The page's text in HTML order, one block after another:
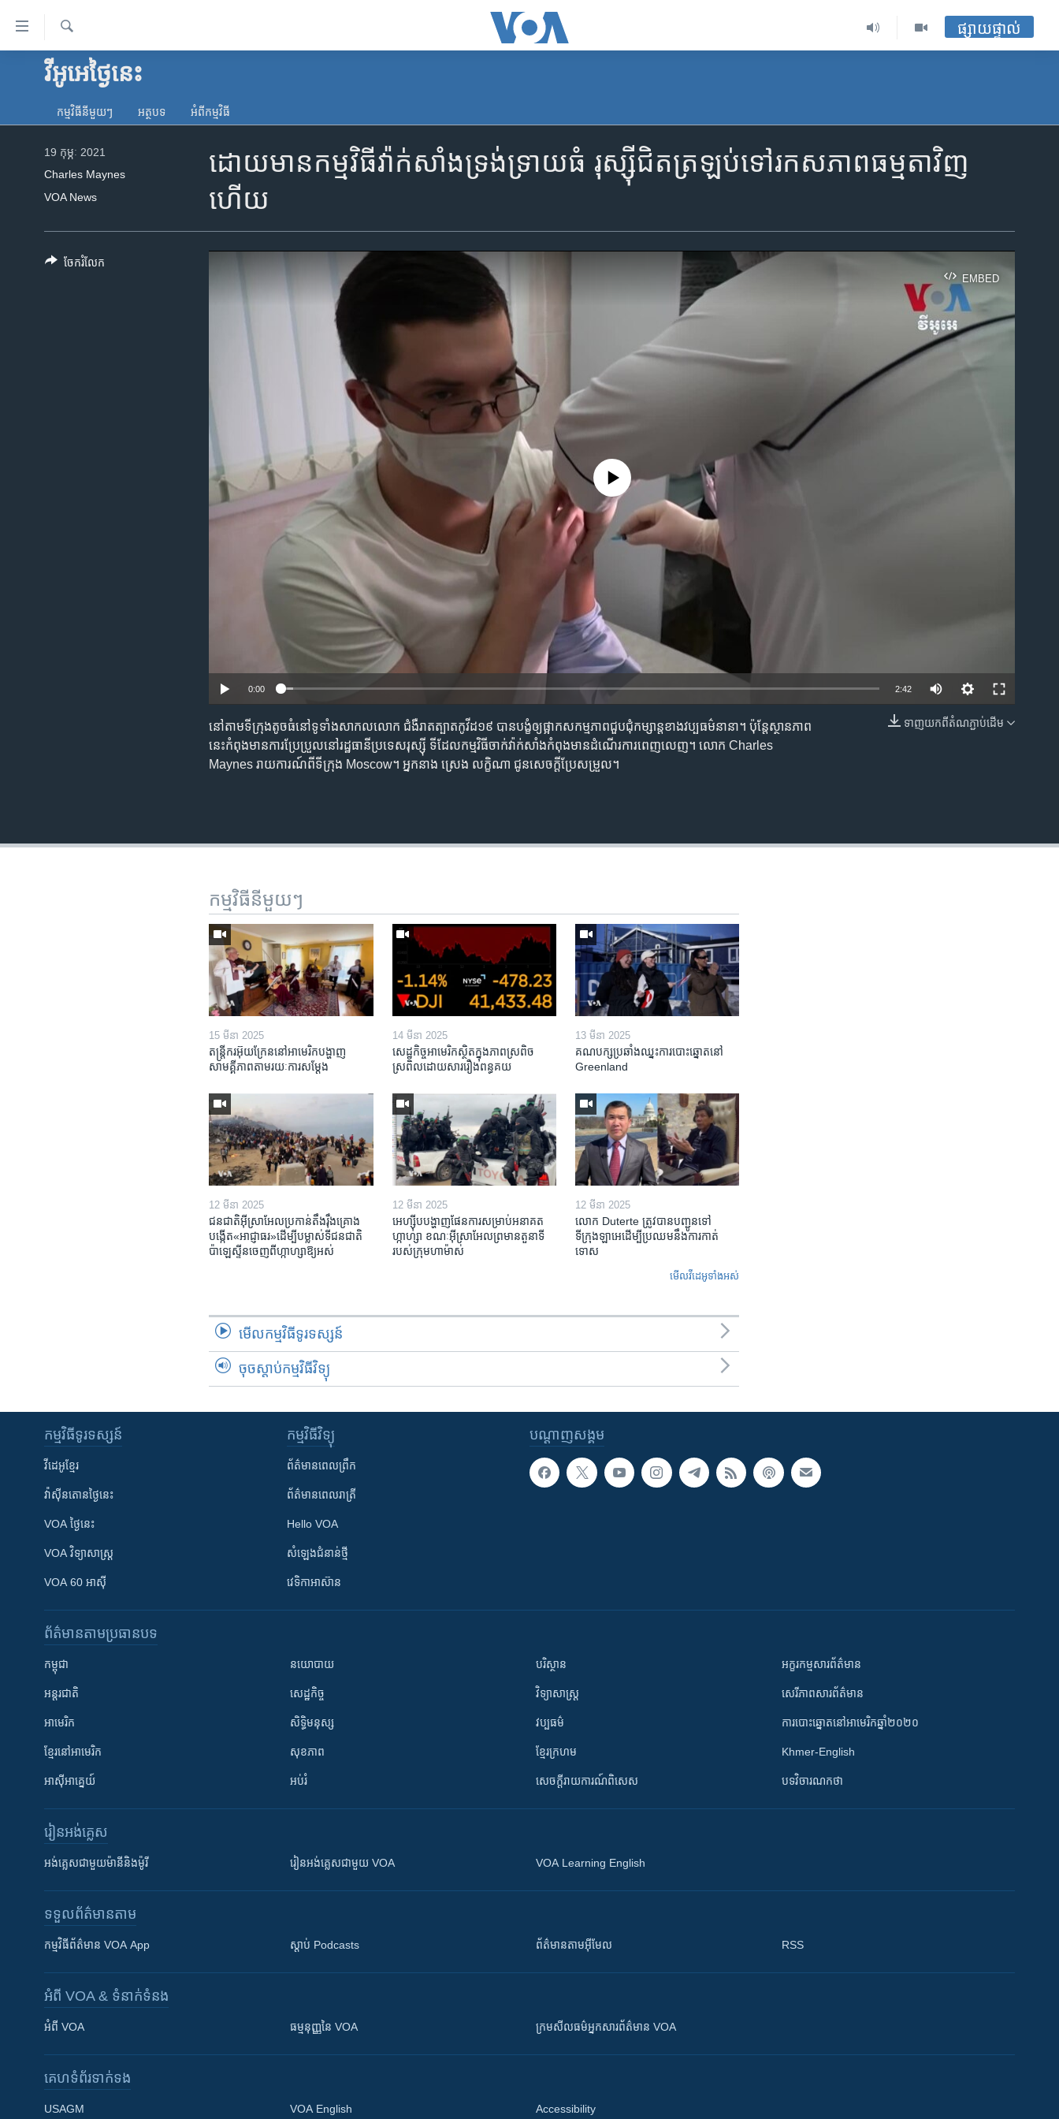
ទៅ​
គេហទំព័រ​
ទាក់ទង
និង​អាមេរិក
ទូរទស្សន៍ / វីដេអូ​
ស្វែង​
រក
ផ្សាយផ្ទាល់
វីអូអេថ្ងៃនេះ
កម្មវិធី​នីមួយៗ អត្ថបទ​ អំពី​កម្មវិធី​
ដោយមានកម្មវិធីវ៉ាក់សាំងទ្រង់ទ្រាយធំ រុស្ស៊ីជិតត្រឡប់ទៅរកសភាពធម្មតាវិញ
ហើយ
19 កុម្ភៈ 2021
Charles Maynes
VOA News
EMBED
EMBED
No media source currently available
0:00 2:42
ទាញ​យក​ពី​តំណភ្ជាប់​ដើម
នៅតាមទីក្រុងតូចធំនៅទូទាំងសាកលលោក ជំងឺរាតត្បាតកូវីដ១៩ បានបង្ខំឲ្យផ្អាកសកម្មភាពជួបជុំកម្សាន្តខាងវប្បធម៌នានា។ ប៉ុន្តែស្ថានភាព
នេះកំពុងមានការប្រែប្រួលនៅរដ្ឋធានីប្រទេសរុស្ស៊ី ទីដែលកម្មវិធីចាក់វ៉ាក់សាំងកំពុងមានដំណើរការពេញលេញ។ លោក Charles
Maynes រាយការណ៍ពីទីក្រុង Moscow។ អ្នកនាង ស្រេង លក្ខិណា ជូនសេចក្តីប្រែសម្រួល។
ចែករំលែក
កម្មវិធី​នីមួយៗ
15 មីនា 2025
តន្ត្រីករ​អ៊ុយក្រែន​នៅ​អាមេរិក​បង្ហាញ​
សាមគ្គីភាព​តាម​រយៈ​ការសម្តែង
14 មីនា 2025
សេដ្ឋកិច្ច​អាមេរិក​ស្ថិត​ក្នុង​ភាពស្រពិច
ស្រពិល​ដោយសារ​រឿង​ពន្ធគយ
13 មីនា 2025
គណបក្ស​ប្រឆាំង​ឈ្នះ​ការបោះឆ្នោត​នៅ
Greenland
12 មីនា 2025
ជនជាតិ​អ៊ីស្រាអែល​ប្រកាន់​តឹងរ៉ឹង​គ្រោង​
បង្កើត​«អាជ្ញាធរ‍»​ដើម្បី​បម្លាស់​ទី​ជនជាតិ​
ប៉ាឡេស្ទីន​ចេញពី​ហ្កាហ្សា​ឱ្យ​អស់
12 មីនា 2025
អេហ្ស៊ីប​បង្ហាញ​ផែនការ​សម្រាប់​អនាគត​
ហ្កាហ្សា ខណៈ​អ៊ីស្រាអែល​ព្រមាន​តួនាទី​
របស់​ក្រុម​ហាម៉ាស់
12 មីនា 2025
លោក Duterte ត្រូវ​បាន​បញ្ជូនទៅ
ទីក្រុងឡាអេ​ដើម្បី​ប្រឈម​នឹង​ការកាត់
ទោស
មើល​វីដេអូ​ទាំង​អស់
មើល​កម្មវិធី​ទូរទស្សន៍
ចុចស្តាប់កម្មវិធីវិទ្យុ
បណ្តាញ​សង្គម
កម្មវិធី​ទូរទស្សន៍
វីដេអូ​ខ្មែរ
វ៉ាស៊ីនតោន​ថ្ងៃ​នេះ
VOA ថ្ងៃនេះ
VOA ​វិទ្យាសាស្ត្រ
VOA 60 អាស៊ី
កម្មវិធី​វិទ្យុ
ព័ត៌មាន​ពេល​ព្រឹក
ព័ត៌មាន​​ពេល​រាត្រី
Hello VOA
សំឡេង​ជំនាន់​ថ្មី
វេទិកា​អាស៊ាន
ព័ត៌មាន​តាមប្រធានបទ​
កម្ពុជា
អន្តរជាតិ
អាមេរិក
ខ្មែរ​នៅអាមេរិក
អាស៊ីអាគ្នេយ៍
នយោបាយ
សេដ្ឋកិច្ច
សិទ្ធិមនុស្ស
សុខភាព
អប់រំ
បរិស្ថាន
វិទ្យាសាស្រ្ត
វប្បធម៌
ខ្មែរក្រហម
សេចក្តីរាយការណ៍ពិសេស
អក្ខរកម្មសារព័ត៌មាន
សេរីភាពសារព័ត៌មាន
ការបោះឆ្នោតនៅអាមេរិកឆ្នាំ២០២០
Khmer-English
បទវិចារណកថា
រៀន​​អង់គ្លេស
អង់គ្លេស​ជាមួយ​ម៉ានី​និង​ម៉ូរី រៀន​​​​​​អង់គ្លេស​​ជាមួយ VOA VOA Learning English
ទទួល​ព័ត៌មាន​តាម
កម្មវិធី​ព័ត៌មាន VOA App ស្តាប់ Podcasts ព័ត៌មាន​តាម​អ៊ីមែល RSS
អំពី​ VOA & ទំនាក់ទំនង
អំពី​ VOA ធម្មនុញ្ញ​នៃ VOA ក្រម​​​សីលធម៌​​​អ្នក​​​សារព័ត៌មាន VOA
គេហទំព័រ​​ទាក់ទង
USAGM VOA English Accessibility